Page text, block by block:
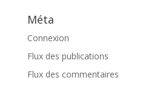
Méta
Connexion
Flux des publications
Flux des commentaires